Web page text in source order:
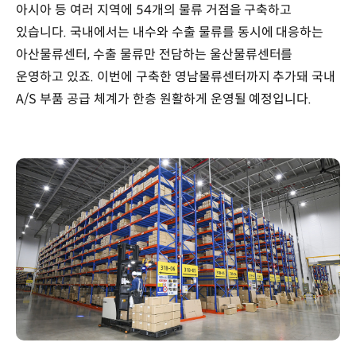
아시아 등 여러 지역에 54개의 물류 거점을 구축하고
있습니다. 국내에서는 내수와 수출 물류를 동시에 대응하는
아산물류센터, 수출 물류만 전담하는 울산물류센터를
운영하고 있죠. 이번에 구축한 영남물류센터까지 추가돼 국내
A/S 부품 공급 체계가 한층 원활하게 운영될 예정입니다.